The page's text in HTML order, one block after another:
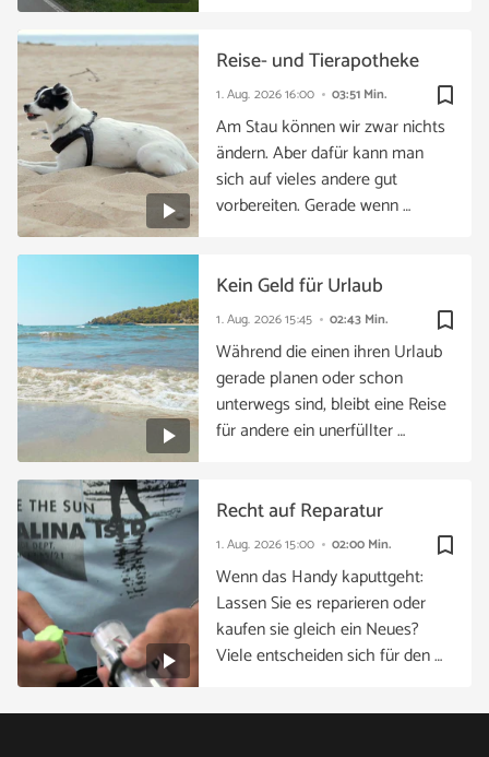
bookmark_border
1. Aug. 202616:00 03:51 Min.
Reise- und Tierapotheke
Am Stau können wir zwar nichts
ändern. Aber dafür kann man
sich auf vieles andere gut
vorbereiten. Gerade wenn …
bookmark_border
1. Aug. 202615:45 02:43 Min.
Kein Geld für Urlaub
Während die einen ihren Urlaub
gerade planen oder schon
unterwegs sind, bleibt eine Reise
für andere ein unerfüllter …
bookmark_border
1. Aug. 202615:00 02:00 Min.
Recht auf Reparatur
Wenn das Handy kaputtgeht:
Lassen Sie es reparieren oder
kaufen sie gleich ein Neues?
Viele entscheiden sich für den …